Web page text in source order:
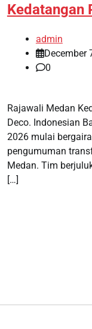
Kedatangan
admin
December
0
Rajawali Medan
Deco. Indonesian
2026 mulai
pengumuman
Medan. Tim
[…]